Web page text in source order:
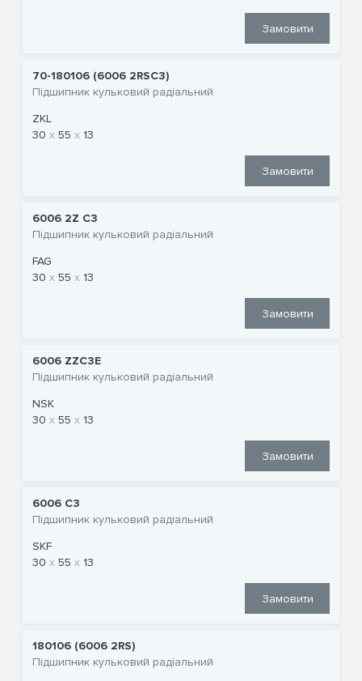
Замовити
70-180106 (6006 2RSC3)
Підшипник кульковий радіальний
ZKL
30
55 13
Замовити
6006 2Z C3
Підшипник кульковий радіальний
FAG
30
55 13
Замовити
6006 ZZC3E
Підшипник кульковий радіальний
NSK
30
55 13
Замовити
6006 C3
Підшипник кульковий радіальний
SKF
30
55 13
Замовити
180106 (6006 2RS)
Підшипник кульковий радіальний